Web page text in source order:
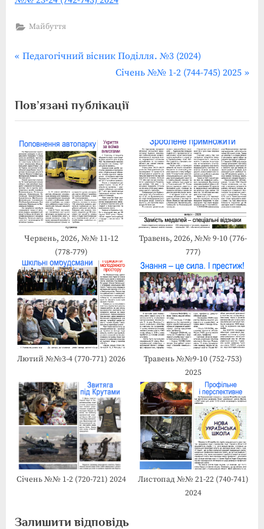
(742-
743)
2024
Майбуття
Навігація
P
v
i
o
u
s
P
o
s
t
Педагогічний вісник Поділля. №3 (2024)
N
x
t
P
o
s
t
:
Січень №№ 1-2 (744-745) 2025
Пов’язані публікації
Червень, 2026, №№ 11-12
(778-779)
Травень, 2026, №№ 9-10 (776-
777)
Лютий №№3-4 (770-771) 2026
Травень №№9-10 (752-753)
2025
Січень №№ 1-2 (720-721) 2024
Листопад №№ 21-22 (740-741)
2024
Залишити відповідь